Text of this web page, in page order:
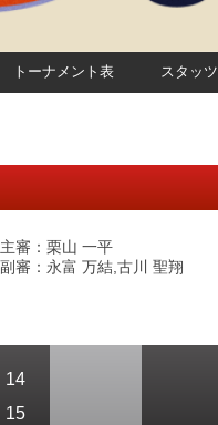
トーナメント表 スタッツ
主審：栗山 一平
副審：永富 万結,古川 聖翔
14
15